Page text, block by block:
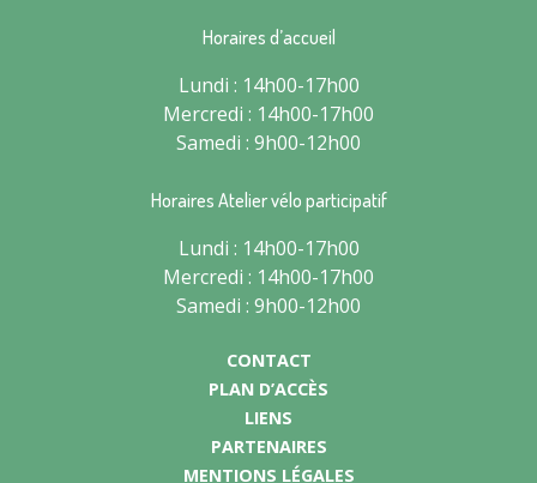
Horaires d’accueil
Lundi : 14h00-17h00
Mercredi : 14h00-17h00
Samedi : 9h00-12h00
Horaires Atelier vélo participatif
Lundi : 14h00-17h00
Mercredi : 14h00-17h00
Samedi : 9h00-12h00
CONTACT
PLAN D’ACCÈS
LIENS
PARTENAIRES
MENTIONS LÉGALES